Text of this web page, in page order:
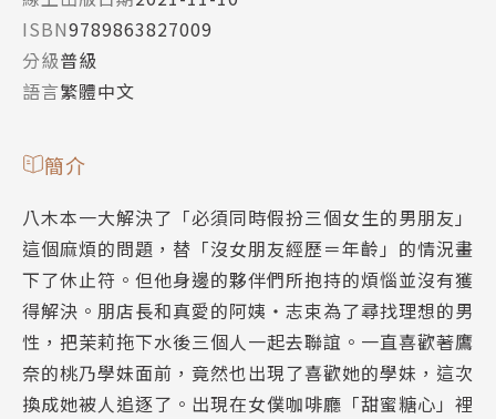
ISBN9789863827009
分級普級
語言繁體中文
簡介
八木本一大解決了「必須同時假扮三個女生的男朋友」
這個麻煩的問題，替「沒女朋友經歷＝年齡」的情況畫
下了休止符。但他身邊的夥伴們所抱持的煩惱並沒有獲
得解決。朋店長和真愛的阿姨‧志束為了尋找理想的男
性，把茉莉拖下水後三個人一起去聯誼。一直喜歡著鷹
奈的桃乃學妹面前，竟然也出現了喜歡她的學妹，這次
換成她被人追逐了。出現在女僕咖啡廳「甜蜜糖心」裡